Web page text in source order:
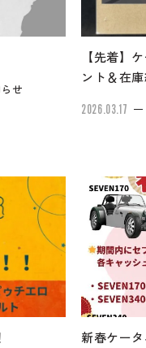
せ
【先着】
ント＆在
2026.03.17
新春ケー